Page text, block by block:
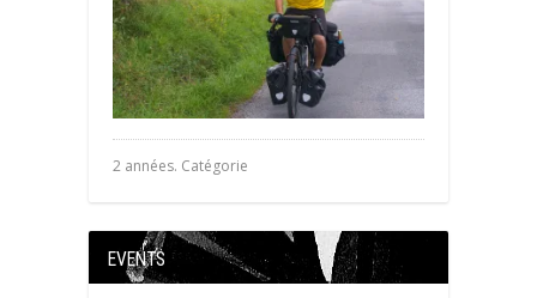
2 années. Catégorie
EVENTS